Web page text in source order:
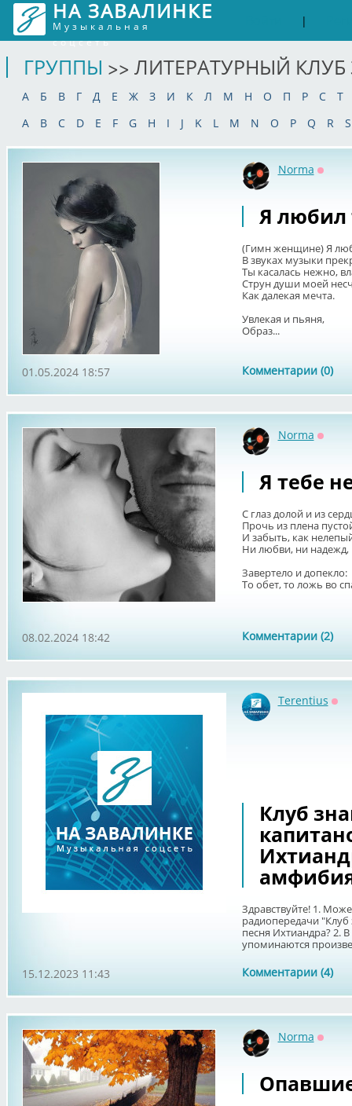
НА ЗАВАЛИНКЕ
Музыкальная
соцсеть
|
ГРУППЫ >> ЛИТЕРАТУРНЫЙ
А Б В Г Д Е Ж З И К Л М Н О П Р С
Т
A
B C D E F G H I J K L M N O P Q R S
Norma
Я любил
(Гимн женщине) Я
В звуках музыки
Ты касалась нежно,
Струн души моей
Как далекая мечта.
Увлекая и пьяня,
Образ...
Комментарии (0)
01.05.2024 18:57
Norma
Я тебе
С глаз долой и из
Прочь из плена
И забыть, как
Ни любви, ни надежд,
Завертело и допекло:
То обет, то ложь во
Комментарии (2)
08.02.2024 18:42
Terentius
Клуб
Здравствуйте! 1.
радиопередачи
песня Ихтиандра? 2.
упоминаются
Комментарии (4)
15.12.2023 11:43
Norma